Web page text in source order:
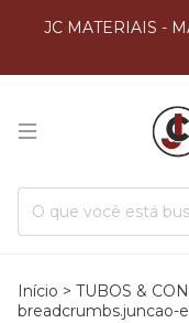
JC MATERIAIS -
Início > TUBOS &